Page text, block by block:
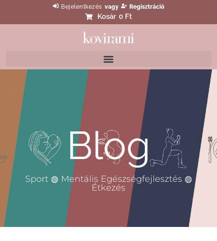
Bejelentkezés vagy Regisztráció
Kosár 0 Ft
Blog
Sport ◍ Mentális Egészségfejlesztés ◍
Étkezés